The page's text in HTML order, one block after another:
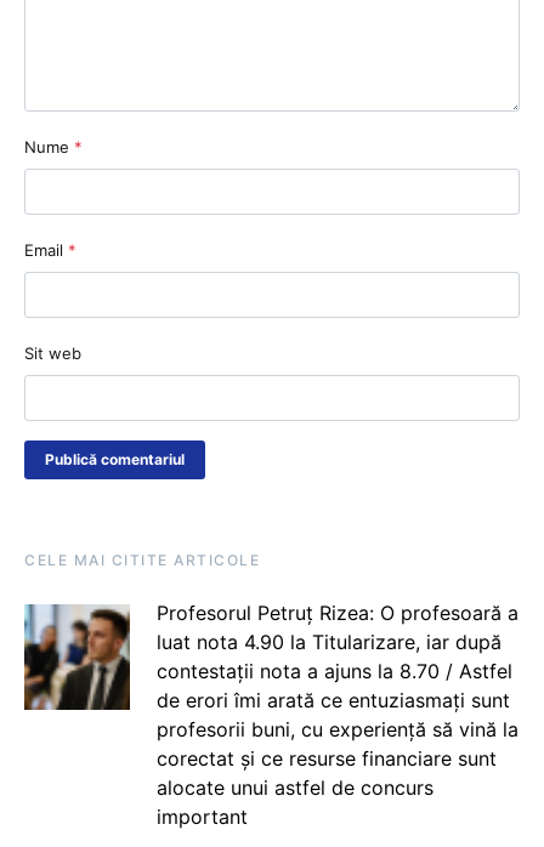
Nume *
Email *
Sit web
CELE MAI CITITE ARTICOLE
Profesorul Petruț Rizea: O profesoară a
luat nota 4.90 la Titularizare, iar după
contestații nota a ajuns la 8.70 / Astfel
de erori îmi arată ce entuziasmați sunt
profesorii buni, cu experiență să vină la
corectat și ce resurse financiare sunt
alocate unui astfel de concurs
important